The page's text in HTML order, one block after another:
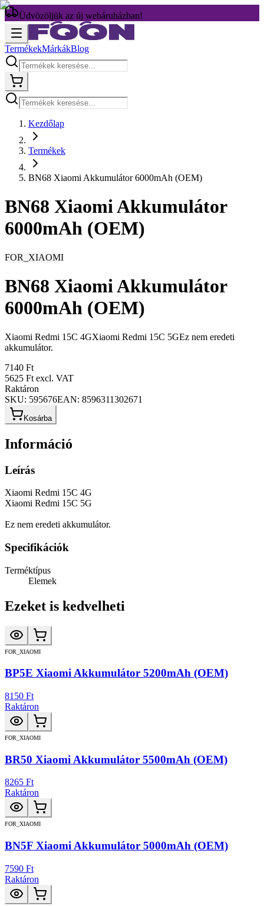
Üdvözöljük az új webáruházban!
TermékekMárkákBlog
Kezdőlap
Termékek
BN68 Xiaomi Akkumulátor 6000mAh (OEM)
BN68 Xiaomi Akkumulátor
6000mAh (OEM)
FOR_XIAOMI
BN68 Xiaomi Akkumulátor
6000mAh (OEM)
Xiaomi Redmi 15C 4GXiaomi Redmi 15C 5GEz nem eredeti
akkumulátor.
7140 Ft
5625 Ft excl. VAT
Raktáron
SKU: 595676EAN: 8596311302671
Kosárba
Információ
Leírás
Xiaomi Redmi 15C 4G
Xiaomi Redmi 15C 5G
Ez nem eredeti akkumulátor.
Specifikációk
Terméktípus
Elemek
Ezeket is kedvelheti
FOR_XIAOMI
BP5E Xiaomi Akkumulátor 5200mAh (OEM)
8150 Ft
Raktáron
FOR_XIAOMI
BR50 Xiaomi Akkumulátor 5500mAh (OEM)
8265 Ft
Raktáron
FOR_XIAOMI
BN5F Xiaomi Akkumulátor 5000mAh (OEM)
7590 Ft
Raktáron